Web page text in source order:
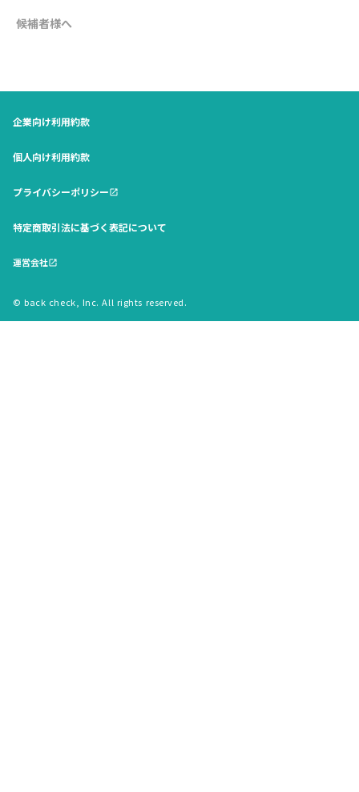
候補者様へ
企業向け利用約款
個人向け利用約款
プライバシーポリシーopen_in_new
特定商取引法に基づく表記について
運営会社open_in_new
© back check, Inc. All rights reserved.